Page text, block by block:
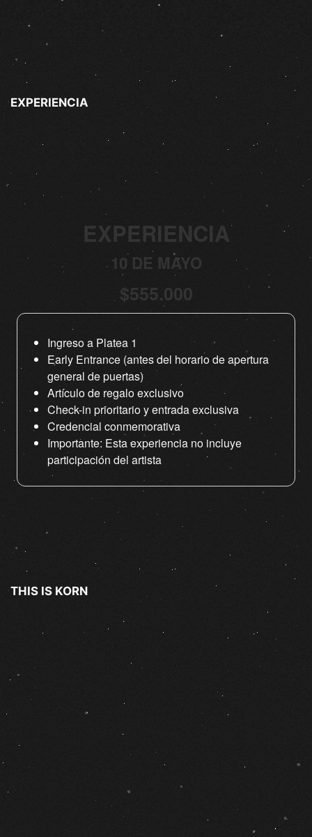
EXPERIENCIA
EXPERIENCIA
10 DE MAYO
$555.000
Ingreso a Platea 1
Early Entrance (antes del horario de apertura
general de puertas)
Artículo de regalo exclusivo
Check-in prioritario y entrada exclusiva
Credencial conmemorativa
Importante: Esta experiencia no incluye
participación del artista
THIS IS KORN